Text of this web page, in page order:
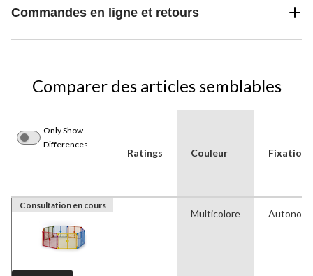
Commandes en ligne et retours
Comparer des articles semblables
Only Show
Differences
Ratings Couleur Fixation
Consultation en cours
Multicolore